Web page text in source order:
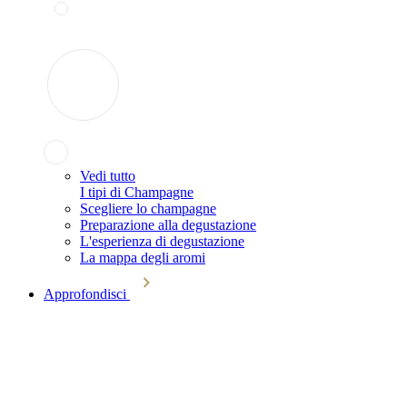
Vedi tutto
I tipi di Champagne
Scegliere lo champagne
Preparazione alla degustazione
L'esperienza di degustazione
La mappa degli aromi
Approfondisci